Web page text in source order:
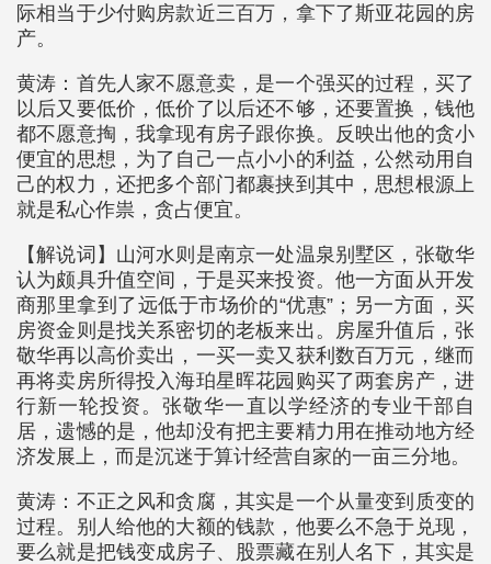
际相当于少付购房款近三百万，拿下了斯亚花园的房
产。
黄涛：首先人家不愿意卖，是一个强买的过程，买了
以后又要低价，低价了以后还不够，还要置换，钱他
都不愿意掏，我拿现有房子跟你换。反映出他的贪小
便宜的思想，为了自己一点小小的利益，公然动用自
己的权力，还把多个部门都裹挟到其中，思想根源上
就是私心作祟，贪占便宜。
【解说词】山河水则是南京一处温泉别墅区，张敬华
认为颇具升值空间，于是买来投资。他一方面从开发
商那里拿到了远低于市场价的“优惠”；另一方面，买
房资金则是找关系密切的老板来出。房屋升值后，张
敬华再以高价卖出，一买一卖又获利数百万元，继而
再将卖房所得投入海珀星晖花园购买了两套房产，进
行新一轮投资。张敬华一直以学经济的专业干部自
居，遗憾的是，他却没有把主要精力用在推动地方经
济发展上，而是沉迷于算计经营自家的一亩三分地。
黄涛：不正之风和贪腐，其实是一个从量变到质变的
过程。别人给他的大额的钱款，他要么不急于兑现，
要么就是把钱变成房子、股票藏在别人名下，其实是